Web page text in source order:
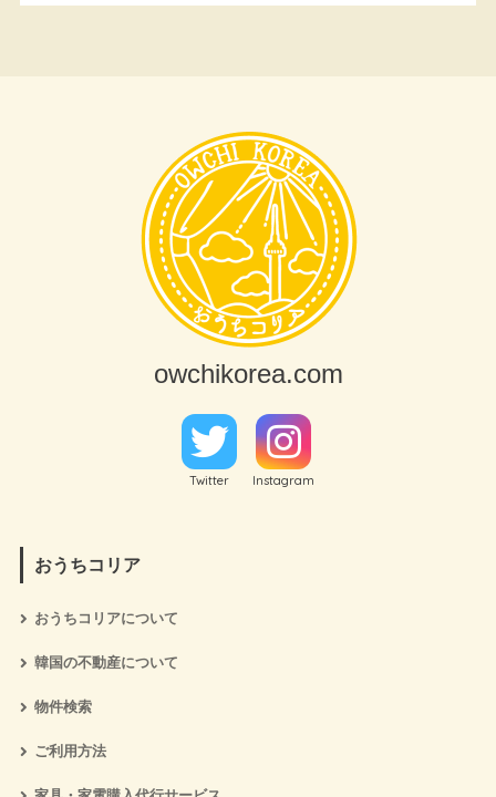
owchikorea.com
Twitter Instagram
おうちコリア
おうちコリアについて
韓国の不動産について
物件検索
ご利用方法